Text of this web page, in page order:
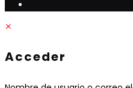
✕
Acceder